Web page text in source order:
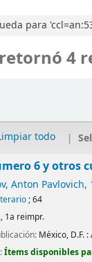
para
4
todo
6 y otros
Anton Pavlovich,
; 64
1a reimpr.
México, D.F. :
Ítems disponibles